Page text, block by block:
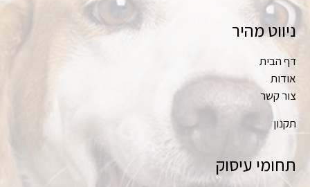
ניווט מהיר
דף הבית
אודות
צור קשר
תקנון
תחומי עיסוק